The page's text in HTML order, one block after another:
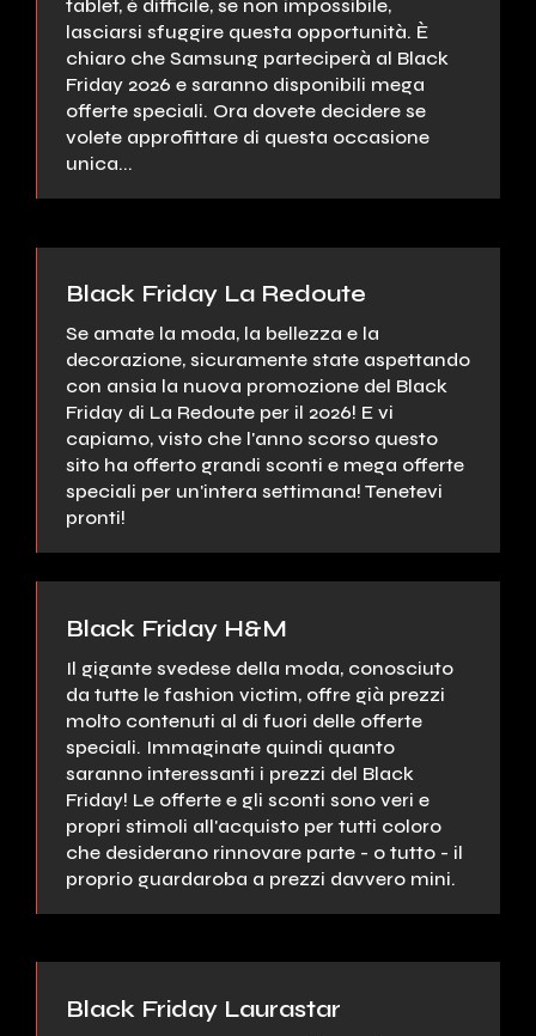
tablet, è difficile, se non impossibile,
lasciarsi sfuggire questa opportunità. È
chiaro che Samsung parteciperà al Black
Friday 2026 e saranno disponibili mega
offerte speciali. Ora dovete decidere se
volete approfittare di questa occasione
unica...
Black Friday La Redoute
Se amate la moda, la bellezza e la
decorazione, sicuramente state aspettando
con ansia la nuova promozione del Black
Friday di La Redoute per il 2026! E vi
capiamo, visto che l'anno scorso questo
sito ha offerto grandi sconti e mega offerte
speciali per un'intera settimana! Tenetevi
pronti!
Black Friday H&M
Il gigante svedese della moda, conosciuto
da tutte le fashion victim, offre già prezzi
molto contenuti al di fuori delle offerte
speciali. Immaginate quindi quanto
saranno interessanti i prezzi del Black
Friday! Le offerte e gli sconti sono veri e
propri stimoli all'acquisto per tutti coloro
che desiderano rinnovare parte - o tutto - il
proprio guardaroba a prezzi davvero mini.
Black Friday Laurastar